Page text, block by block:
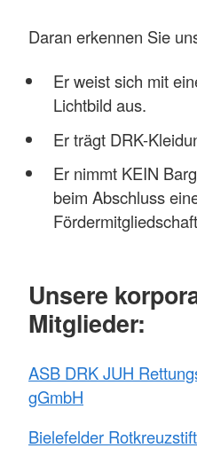
Daran erkennen Sie
Er weist sich mit
Lichtbild aus.
Er trägt DRK-
Er nimmt KEIN
beim Abschluss
Unsere
Mitglieder:
ASB DRK JUH
gGmbH
Bielefelder